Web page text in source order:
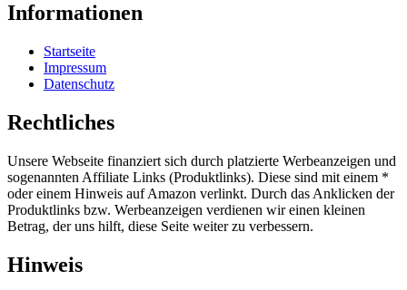
Informationen
Startseite
Impressum
Datenschutz
Rechtliches
Unsere Webseite finanziert sich durch platzierte Werbeanzeigen und
sogenannten Affiliate Links (Produktlinks). Diese sind mit einem *
oder einem Hinweis auf Amazon verlinkt. Durch das Anklicken der
Produktlinks bzw. Werbeanzeigen verdienen wir einen kleinen
Betrag, der uns hilft, diese Seite weiter zu verbessern.
Hinweis